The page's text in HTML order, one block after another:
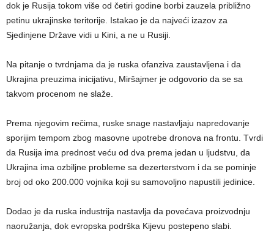
dok je Rusija tokom više od četiri godine borbi zauzela približno
petinu ukrajinske teritorije. Istakao je da najveći izazov za
Sjedinjene Države vidi u Kini, a ne u Rusiji.
Na pitanje o tvrdnjama da je ruska ofanziva zaustavljena i da
Ukrajina preuzima inicijativu, Miršajmer je odgovorio da se sa
takvom procenom ne slaže.
Prema njegovim rečima, ruske snage nastavljaju napredovanje
sporijim tempom zbog masovne upotrebe dronova na frontu. Tvrdi
da Rusija ima prednost veću od dva prema jedan u ljudstvu, da
Ukrajina ima ozbiljne probleme sa dezerterstvom i da se pominje
broj od oko 200.000 vojnika koji su samovoljno napustili jedinice.
Dodao je da ruska industrija nastavlja da povećava proizvodnju
naoružanja, dok evropska podrška Kijevu postepeno slabi.